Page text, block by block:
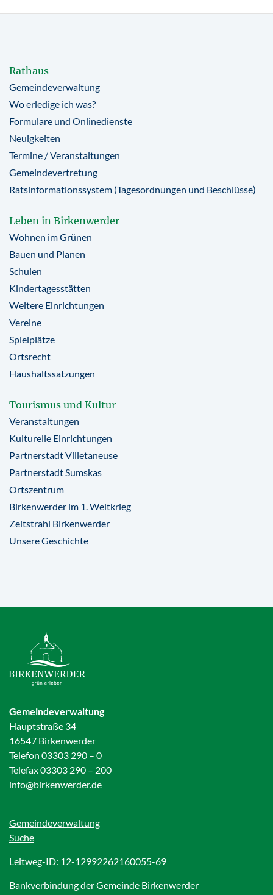
Rathaus
Gemeindeverwaltung
Wo erledige ich was?
Formulare und Onlinedienste
Neuigkeiten
Termine / Veranstaltungen
Gemeindevertretung
Ratsinformationssystem (Tagesordnungen und Beschlüsse)
Leben in Birkenwerder
Wohnen im Grünen
Bauen und Planen
Schulen
Kindertagesstätten
Weitere Einrichtungen
Vereine
Spielplätze
Ortsrecht
Haushaltssatzungen
Tourismus und Kultur
Veranstaltungen
Kulturelle Einrichtungen
Partnerstadt Villetaneuse
Partnerstadt Sumskas
Ortszentrum
Birkenwerder im 1. Weltkrieg
Zeitstrahl Birkenwerder
Unsere Geschichte
Gemeindeverwaltung
Hauptstraße 34
16547 Birkenwerder
Telefon 03303 290 – 0
Telefax 03303 290 – 200
info@birkenwerder.de
Gemeindeverwaltung
Suche
Leitweg-ID: 12-12992262160055-69
Bankverbindung der Gemeinde Birkenwerder